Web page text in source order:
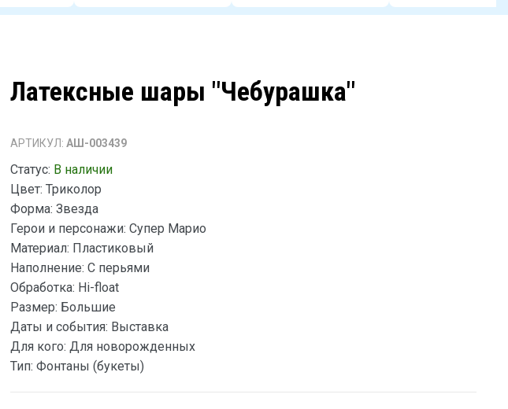
Латексные шары "Чебурашка"
АРТИКУЛ: АШ-003439
Статус: В наличии
Цвет: Триколор
Форма: Звезда
Герои и персонажи: Супер Марио
Материал: Пластиковый
Наполнение: С перьями
Обработка: Hi-float
Размер: Большие
Даты и события: Выставка
Для кого: Для новорожденных
Тип: Фонтаны (букеты)